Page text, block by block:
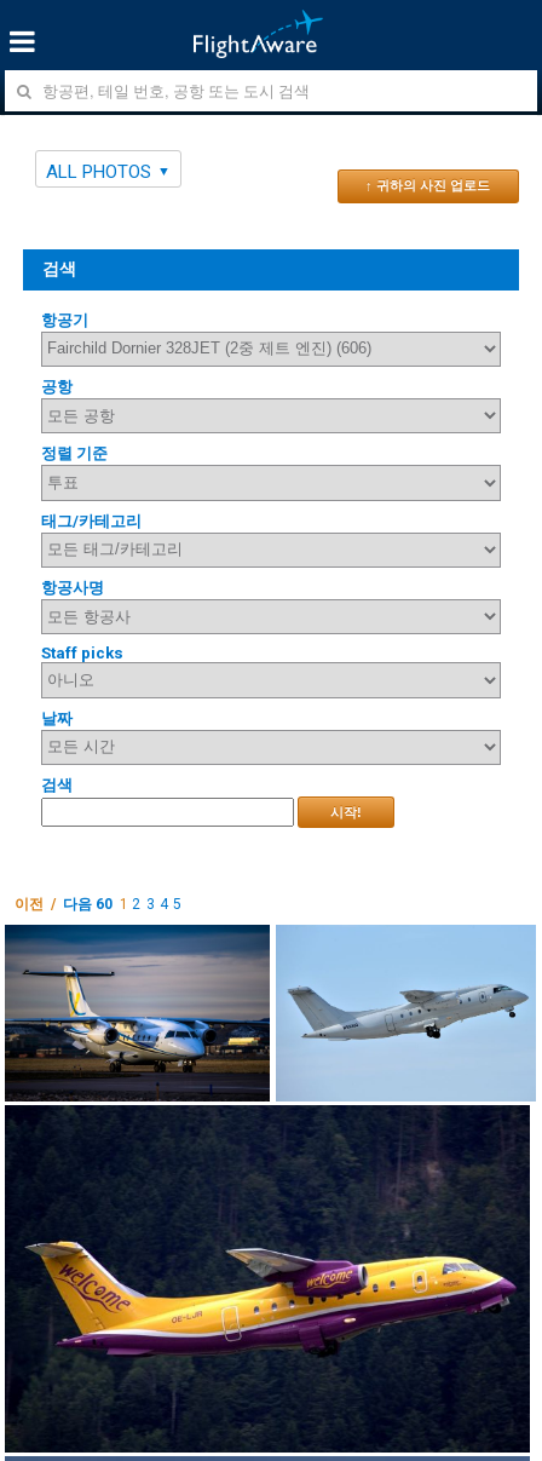
ALL PHOTOS
↑ 귀하의 사진 업로드
검색
항공기
공항
정렬 기준
태그/카테고리
항공사명
Staff picks
날짜
검색
시작!
이전 / 다음 60 1 2 3 4 5